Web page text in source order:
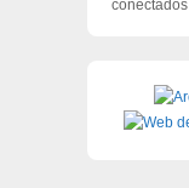
conectados